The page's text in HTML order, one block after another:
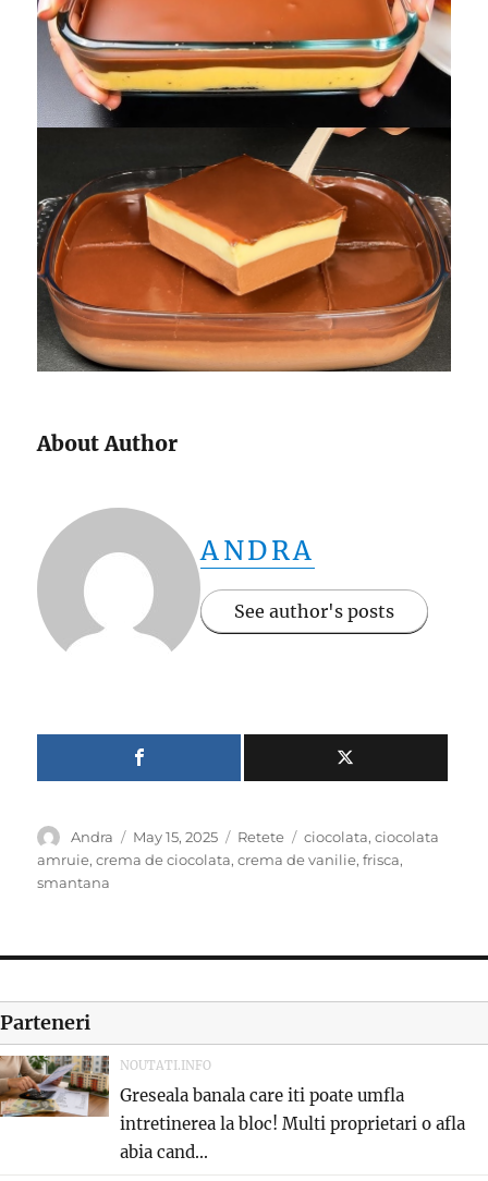
About Author
ANDRA
See author's posts
Author
Andra
Posted
on
May 15, 2025 Categories
Retete Tags
ciocolata,ciocolata
amruie,crema de ciocolata,crema de vanilie,frisca,
smantana
Parteneri
NOUTATI.INFO
Greseala banala care iti poate umfla
intretinerea la bloc! Multi proprietari o afla
abia cand...